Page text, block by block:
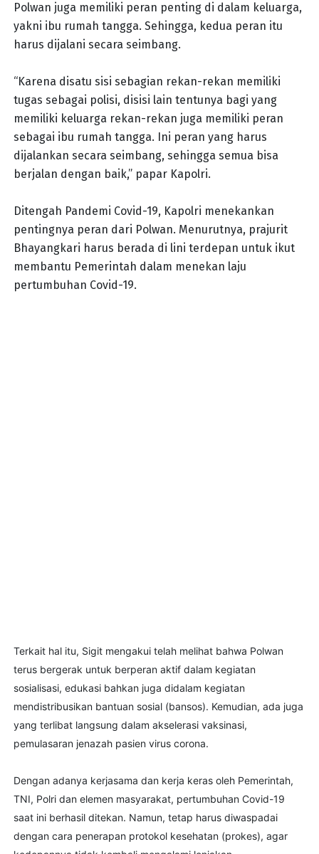
Polwan juga memiliki peran penting di dalam keluarga,
yakni ibu rumah tangga. Sehingga, kedua peran itu
harus dijalani secara seimbang.
“Karena disatu sisi sebagian rekan-rekan memiliki
tugas sebagai polisi, disisi lain tentunya bagi yang
memiliki keluarga rekan-rekan juga memiliki peran
sebagai ibu rumah tangga. Ini peran yang harus
dijalankan secara seimbang, sehingga semua bisa
berjalan dengan baik,” papar Kapolri.
Ditengah Pandemi Covid-19, Kapolri menekankan
pentingnya peran dari Polwan. Menurutnya, prajurit
Bhayangkari harus berada di lini terdepan untuk ikut
membantu Pemerintah dalam menekan laju
pertumbuhan Covid-19.
Terkait hal itu, Sigit mengakui telah melihat bahwa Polwan
terus bergerak untuk berperan aktif dalam kegiatan
sosialisasi, edukasi bahkan juga didalam kegiatan
mendistribusikan bantuan sosial (bansos). Kemudian, ada juga
yang terlibat langsung dalam akselerasi vaksinasi,
pemulasaran jenazah pasien virus corona.
Dengan adanya kerjasama dan kerja keras oleh Pemerintah,
TNI, Polri dan elemen masyarakat, pertumbuhan Covid-19
saat ini berhasil ditekan. Namun, tetap harus diwaspadai
dengan cara penerapan protokol kesehatan (prokes), agar